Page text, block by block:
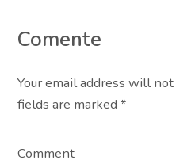
Comente
Your email address will
fields are marked*
Comment